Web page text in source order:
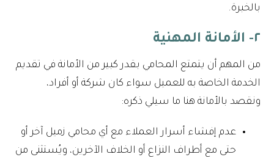
بالخبرة.
٢- الأمانة المهنية
من المهم أن يتمتع المحامي بقدر كبير من الأمانة في تقديم
الخدمة الخاصة به للعميل سواء كان شركة أو أفراد،
ونقصد بالأمانة هنا ما سيلي ذكره:
عدم إفشاء أسرار العملاء مع أي محامي زميل آخر أو
حتى مع أطراف النزاع أو الخلاف الآخرين، ويُستثنى من